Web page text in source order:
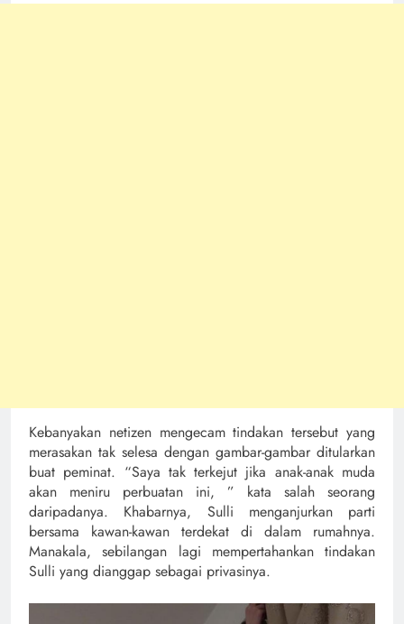
Kebanyakan netizen mengecam tindakan tersebut yang
merasakan tak selesa dengan gambar-gambar ditularkan
buat peminat. “Saya tak terkejut jika anak-anak muda
akan meniru perbuatan ini, ” kata salah seorang
daripadanya. Khabarnya, Sulli menganjurkan parti
bersama kawan-kawan terdekat di dalam rumahnya.
Manakala, sebilangan lagi mempertahankan tindakan
Sulli yang dianggap sebagai privasinya.